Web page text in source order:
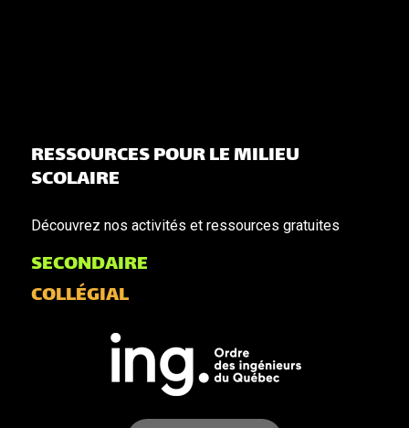
RESSOURCES POUR LE MILIEU
SCOLAIRE
Découvrez nos activités et ressources gratuites
SECONDAIRE
COLLÉGIAL